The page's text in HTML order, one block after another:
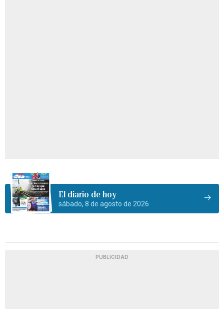
El diario de hoy
sábado, 8 de agosto de 2026
PUBLICIDAD